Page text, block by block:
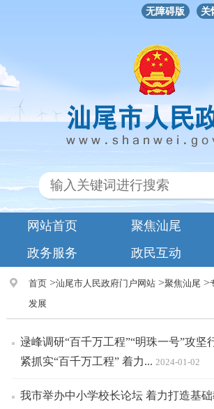
无障碍版 关
网站首页 聚焦汕尾
政务服务
政民互动
首页>汕尾市人民政府门户网站>聚焦汕尾 >
发展
逯峰调研“百千万工程”“明珠一号”攻坚
紧抓实“百千万工程” 着力... 2024-01-02
我市举办中小学校长论坛 着力打造基